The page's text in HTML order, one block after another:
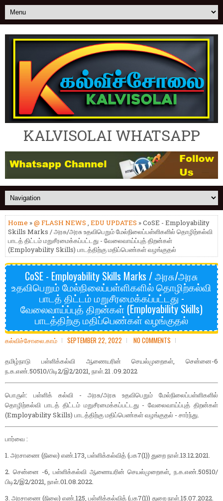
KALVISOLAI WHATSAPP
Home »@ FLASH NEWS , EDU UPDATES » CoSE - Employability
Skills Marks / அரசு/அரசு உதவிபெறும் மேல்நிலைப்பள்ளிகளில் தொழிற்கல்வி
பாடத் திட்டம் மறுசீரமைக்கப்பட்டது - வேலைவாய்ப்புத் திறன்கள்
(Employability Skills) பாடத்திற்கு மதிப்பெண்கள் வழங்குதல்
CoSE - Employability Skills Marks / அரசு/அரசு
உதவிபெறும் மேல்நிலைப்பள்ளிகளில் தொழிற்கல்வி
பாடத் திட்டம் மறுசீரமைக்கப்பட்டது -
வேலைவாய்ப்புத் திறன்கள் (Employability Skills)
பாடத்திற்கு மதிப்பெண்கள் வழங்குதல்
கல்விச்சோலை.காம் SEPTEMBER 22, 2022 NO COMMENTS
தமிழ்நாடு பள்ளிக்கல்வி ஆணையரின் செயல்முறைகள், சென்னை-6
ந.க.எண்.50510/பிடி2/இ2/2021, நாள்.21 .09.2022
பொருள்: பள்ளிக் கல்வி - அரசு/அரசு உதவிபெறும் மேல்நிலைப்பள்ளிகளில்
தொழிற்கல்வி பாடத் திட்டம் மறுசீரமைக்கப்பட்டது - வேலைவாய்ப்புத் திறன்கள்
(Employability Skills) பாடத்திற்கு மதிப்பெண்கள் வழங்குதல் - சார்ந்து.
பார்வை :
1. அரசாணை (நிலை) எண்.173, பள்ளிக்கல்வித் (பக7(1)) துறை நாள்.13.12.2021.
2. சென்னை -6, பள்ளிக்கல்வி ஆணையரின் செயல்முறைகள், ந.க.எண்.50510/
பிடி2/இ2/2021, நாள்.01.08.2022.
3. அரசாணை (நிலை) எண்.125, பள்ளிக்கல்வித் (பக7(1)) துறை நாள்.15.07.2022.